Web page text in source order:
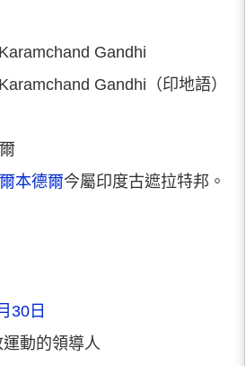
Gandhi
Gandhi（印地語）
本德爾今屬印度古遮拉特邦。
30日
動的領導人